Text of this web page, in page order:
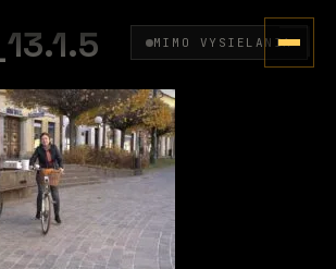
MIMO VYSIELANIA